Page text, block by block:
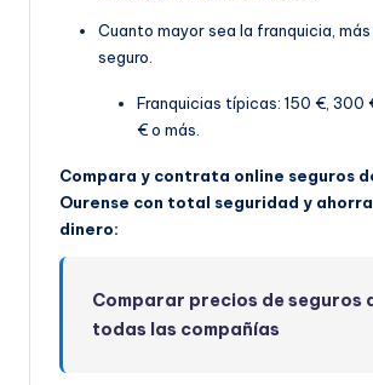
Cuanto mayor sea la franquicia,
seguro.
Franquicias típicas: 150 €,
€ o más.
Compara y contrata online seguros
Ourense con total seguridad y ahorra
dinero:
Comparar precios de seguros
todas las compañías